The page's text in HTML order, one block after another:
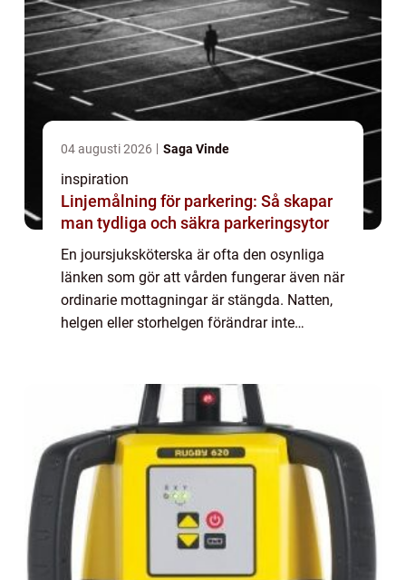
04 augusti 2026 Saga Vinde
inspiration
Linjemålning för parkering: Så skapar
man tydliga och säkra parkeringsytor
En joursjuksköterska är ofta den osynliga
länken som gör att vården fungerar även när
ordinarie mottagningar är stängda. Natten,
helgen eller storhelgen förändrar inte